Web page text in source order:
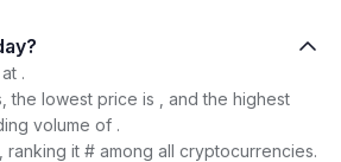
is today?
.
the lowest price is , and the highest
volume of .
ranking it # among all cryptocurrencies.